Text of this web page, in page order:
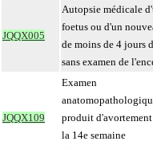
JQQX005
Autopsie médicale
foetus ou d'un
de moins de 4 jours
sans examen de
JQQX109
Examen
produit
la 14e semaine